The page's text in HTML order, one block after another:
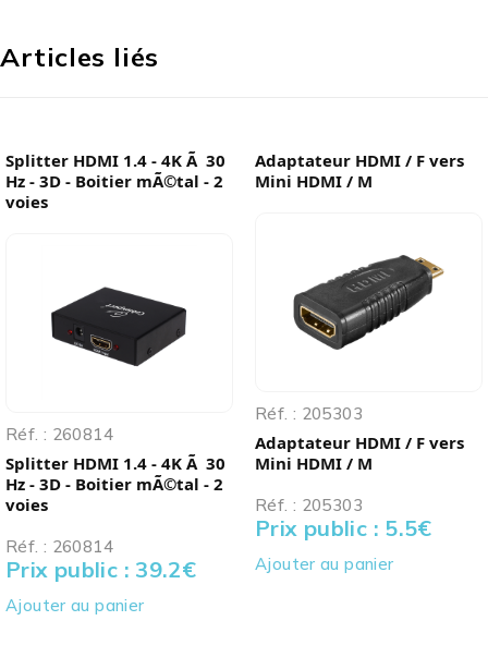
Articles liés
Splitter HDMI 1.4 - 4K Ã 30
Hz - 3D - Boitier mÃ©tal - 2
voies
Réf. : 260814
Splitter HDMI 1.4 - 4K Ã 30
Hz - 3D - Boitier mÃ©tal - 2
voies
Réf. : 260814
Prix public : 39.2€
Ajouter au panier
Adaptateur HDMI / F vers
Mini HDMI / M
Réf. : 205303
Adaptateur HDMI / F vers
Mini HDMI / M
Réf. : 205303
Prix public : 5.5€
Ajouter au panier